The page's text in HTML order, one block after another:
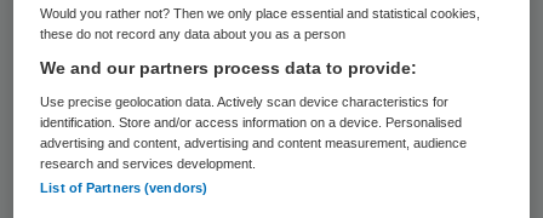
overname betaalt een overnemende partij
bedrijf meer waard is dan alleen de som van
die bezittingen. In de praktijk betekent dit
dat commerciële ketens simpelweg meer
bieden voor huisartsenpraktijken dan
Would you rather not? Then we only place essential and statistical cookies,
these do not record any data about you as a person
We and our partners process data to provide:
Use precise geolocation data. Actively scan device characteristics for
identification. Store and/or access information on a device. Personalised
advertising and content, advertising and content measurement, audience
research and services development.
List of Partners (vendors)